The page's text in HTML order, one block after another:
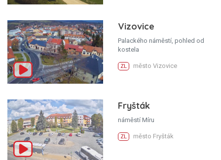
Vizovice
Palackého náměstí, pohled od
kostela
ZL město Vizovice
Fryšták
náměstí Míru
ZL město Fryšták